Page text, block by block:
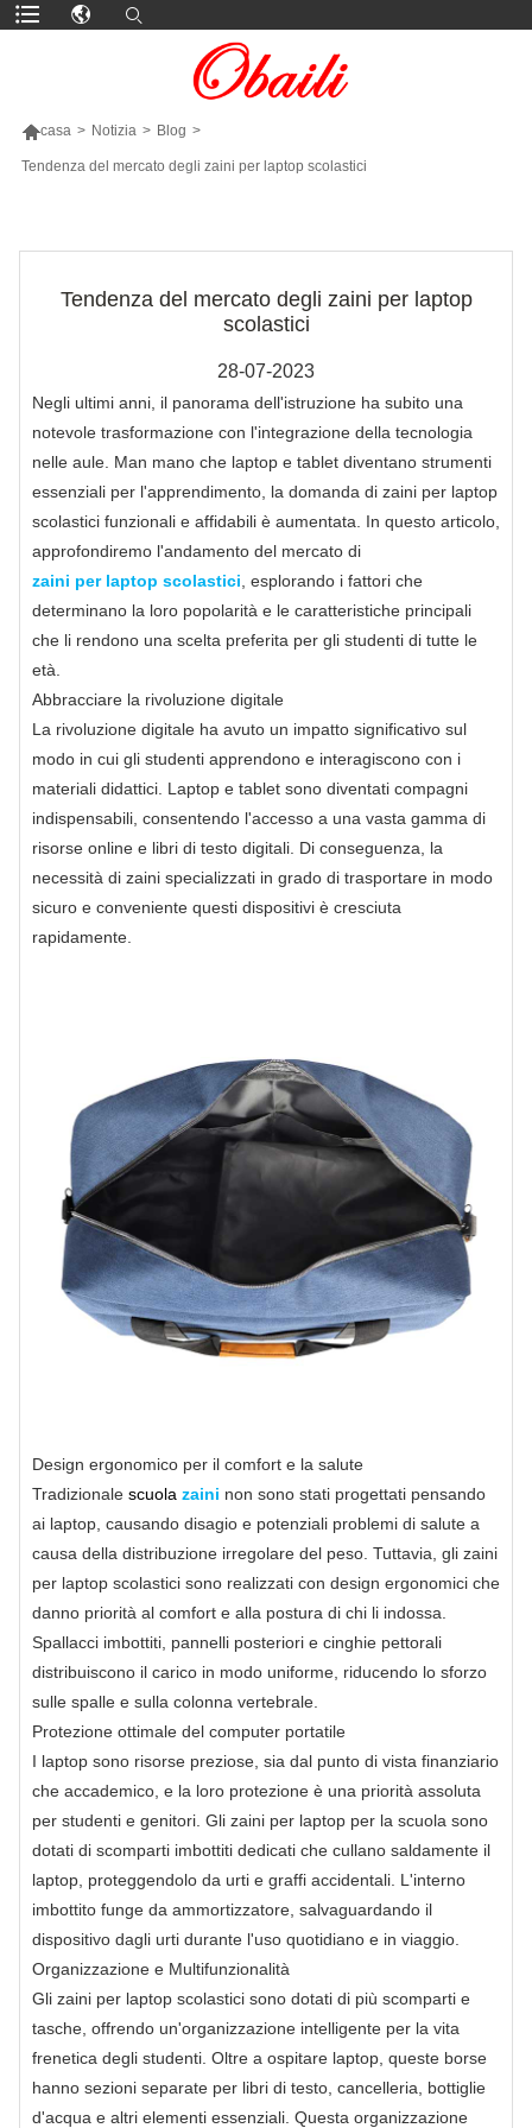
casa > Notizia > Blog >
Tendenza del mercato degli zaini per laptop scolastici
Tendenza del mercato degli zaini per laptop
scolastici
28-07-2023
Negli ultimi anni, il panorama dell'istruzione ha subito una
notevole trasformazione con l'integrazione della tecnologia
nelle aule. Man mano che laptop e tablet diventano strumenti
essenziali per l'apprendimento, la domanda di zaini per laptop
scolastici funzionali e affidabili è aumentata. In questo articolo,
approfondiremo l'andamento del mercato di
zaini per laptop scolastici , esplorando i fattori che
determinano la loro popolarità e le caratteristiche principali
che li rendono una scelta preferita per gli studenti di tutte le
età.
Abbracciare la rivoluzione digitale
La rivoluzione digitale ha avuto un impatto significativo sul
modo in cui gli studenti apprendono e interagiscono con i
materiali didattici. Laptop e tablet sono diventati compagni
indispensabili, consentendo l'accesso a una vasta gamma di
risorse online e libri di testo digitali. Di conseguenza, la
necessità di zaini specializzati in grado di trasportare in modo
sicuro e conveniente questi dispositivi è cresciuta
rapidamente.
Design ergonomico per il comfort e la salute
Tradizionale scuola zaini non sono stati progettati pensando
ai laptop, causando disagio e potenziali problemi di salute a
causa della distribuzione irregolare del peso. Tuttavia, gli zaini
per laptop scolastici sono realizzati con design ergonomici che
danno priorità al comfort e alla postura di chi li indossa.
Spallacci imbottiti, pannelli posteriori e cinghie pettorali
distribuiscono il carico in modo uniforme, riducendo lo sforzo
sulle spalle e sulla colonna vertebrale.
Protezione ottimale del computer portatile
I laptop sono risorse preziose, sia dal punto di vista finanziario
che accademico, e la loro protezione è una priorità assoluta
per studenti e genitori. Gli zaini per laptop per la scuola sono
dotati di scomparti imbottiti dedicati che cullano saldamente il
laptop, proteggendolo da urti e graffi accidentali. L'interno
imbottito funge da ammortizzatore, salvaguardando il
dispositivo dagli urti durante l'uso quotidiano e in viaggio.
Organizzazione e Multifunzionalità
Gli zaini per laptop scolastici sono dotati di più scomparti e
tasche, offrendo un'organizzazione intelligente per la vita
frenetica degli studenti. Oltre a ospitare laptop, queste borse
hanno sezioni separate per libri di testo, cancelleria, bottiglie
d'acqua e altri elementi essenziali. Questa organizzazione